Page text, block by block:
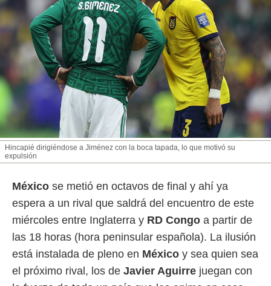
Hincapié dirigiéndose a Jiménez con la boca tapada, lo que motivó su
expulsión
México se metió en octavos de final y ahí ya
espera a un rival que saldrá del encuentro de este
miércoles entre Inglaterra y RD Congo a partir de
las 18 horas (hora peninsular española). La ilusión
está instalada de pleno en México y sea quien sea
el próximo rival, los de Javier Aguirre juegan con